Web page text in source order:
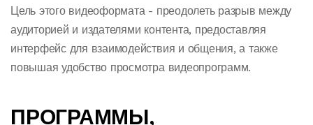
Цель этого видеоформата - преодолеть разрыв между
аудиторией и издателями контента, предоставляя
интерфейс для взаимодействия и общения, а также
повышая удобство просмотра видеопрограмм.
ПРОГРАММЫ,